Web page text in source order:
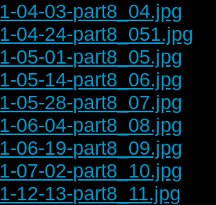
04-03-part8_04.jpg
04-24-part8_051.jpg
05-01-part8_05.jpg
05-14-part8_06.jpg
05-28-part8_07.jpg
06-04-part8_08.jpg
06-19-part8_09.jpg
07-02-part8_10.jpg
12-13-part8_11.jpg